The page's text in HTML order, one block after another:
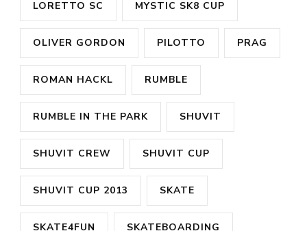
LORETTO SC MYSTIC SK8 CUP
OLIVER GORDON PILOTTO PRAG
ROMAN HACKL RUMBLE
RUMBLE IN THE PARK SHUVIT
SHUVIT CREW SHUVIT CUP
SHUVIT CUP 2013 SKATE
SKATE4FUN SKATEBOARDING